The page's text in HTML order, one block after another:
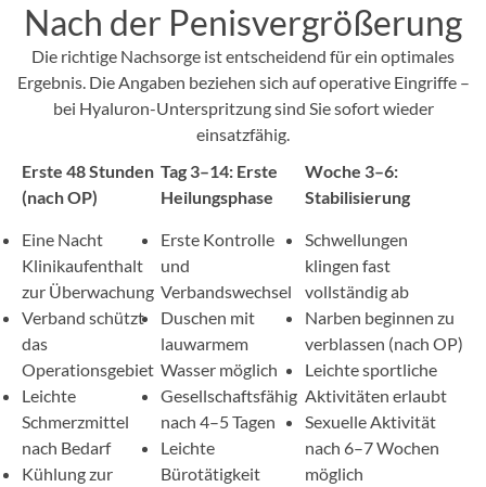
Nach der Penisvergrößerung
Die richtige Nachsorge ist entscheidend für ein optimales
Ergebnis. Die Angaben beziehen sich auf operative Eingriffe –
bei Hyaluron-Unterspritzung sind Sie sofort wieder
einsatzfähig.
Erste 48 Stunden
(nach OP)
Eine Nacht
Klinikaufenthalt
zur Überwachung
Verband schützt
das
Operationsgebiet
Leichte
Schmerzmittel
nach Bedarf
Kühlung zur
Tag 3–14: Erste
Heilungsphase
Erste Kontrolle
und
Verbandswechsel
Duschen mit
lauwarmem
Wasser möglich
Gesellschaftsfähig
nach 4–5 Tagen
Leichte
Bürotätigkeit
Woche 3–6:
Stabilisierung
Schwellungen
klingen fast
vollständig ab
Narben beginnen zu
verblassen (nach OP)
Leichte sportliche
Aktivitäten erlaubt
Sexuelle Aktivität
nach 6–7 Wochen
möglich